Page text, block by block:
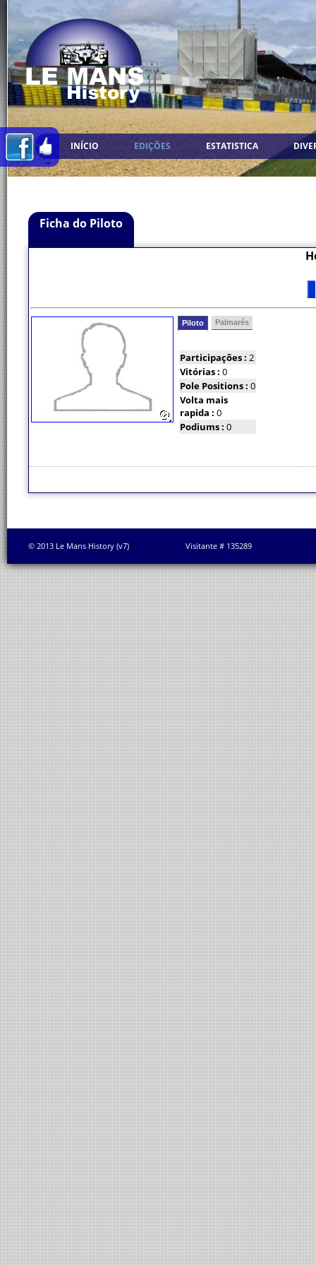
INÍCIO EDIÇÕES ESTATISTICA
Ficha do Piloto
Piloto Palmarés
Participações : 2
Vitórias : 0
Pole Positions : 0
Volta mais
rapida : 0
Podiums : 0
© 2013 Le Mans History (v7) Visitante # 135289